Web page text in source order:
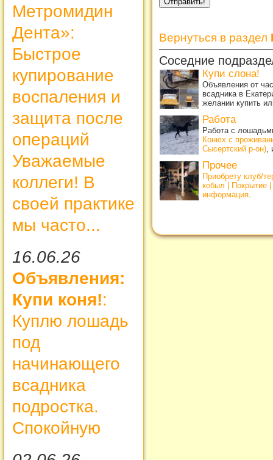
Метромидин
Дента»:
Быстрое
купирование
воспаления и
защита после
операций
Уважаемые
коллеги! В
своей практике
мы часто...
16.06.26
Объявления:
Купи коня!:
Куплю лошадь
под
начинающего
всадника
подростка.
Спокойную
Вернуться в раздел
Соседние
Купи слона!
Объявления от
всадника в
желании купить
Работа
Работа с
Конюх с
Сысертский р-он),
Прочее
Приобрету клуб/
кобыл | Покрытие
информация.